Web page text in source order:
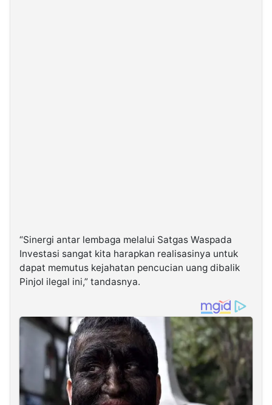
“Sinergi antar lembaga melalui Satgas Waspada
Investasi sangat kita harapkan realisasinya untuk
dapat memutus kejahatan pencucian uang dibalik
Pinjol ilegal ini,” tandasnya.